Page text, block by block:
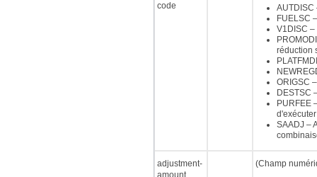
code
AUTDISC
FUELSC
V1DISC
réduction
ORIGSC
DESTSC
PURFEE
SAADJ –
adjustment-
amount
(Champ